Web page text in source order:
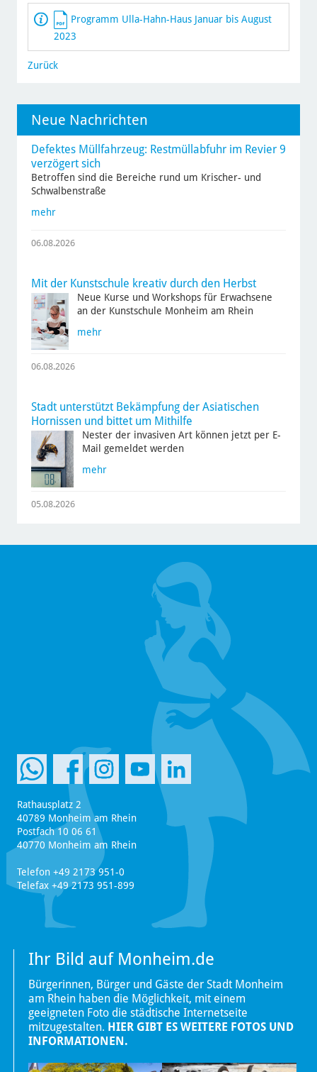
Programm Ulla-Hahn-Haus Januar bis August
2023
Zurück
Neue Nachrichten
Defektes Müllfahrzeug: Restmüllabfuhr im Revier 9
verzögert sich
Betroffen sind die Bereiche rund um Krischer- und
Schwalbenstraße
mehr
06.08.2026
Mit der Kunstschule kreativ durch den Herbst
Neue Kurse und Workshops für Erwachsene
an der Kunstschule Monheim am Rhein
mehr
06.08.2026
Stadt unterstützt Bekämpfung der Asiatischen
Hornissen und bittet um Mithilfe
Nester der invasiven Art können jetzt per E-
Mail gemeldet werden
mehr
05.08.2026
Rathausplatz 2
40789 Monheim am Rhein
Postfach 10 06 61
40770 Monheim am Rhein
Telefon +49 2173 951-0
Telefax +49 2173 951-899
Ihr Bild auf Monheim.de
Bürgerinnen, Bürger und Gäste der Stadt Monheim
am Rhein haben die Möglichkeit, mit einem
geeigneten Foto die städtische Internetseite
mitzugestalten. HIER GIBT ES WEITERE FOTOS UND
INFORMATIONEN.